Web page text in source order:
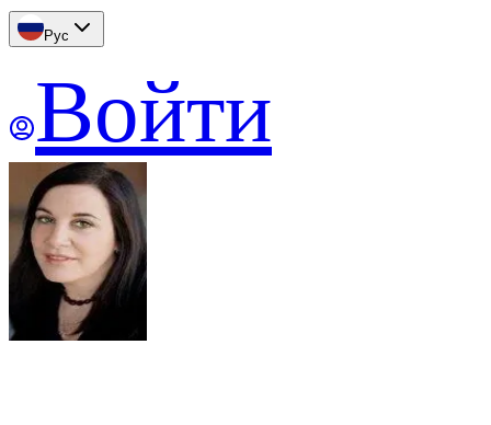
Рус
Войти